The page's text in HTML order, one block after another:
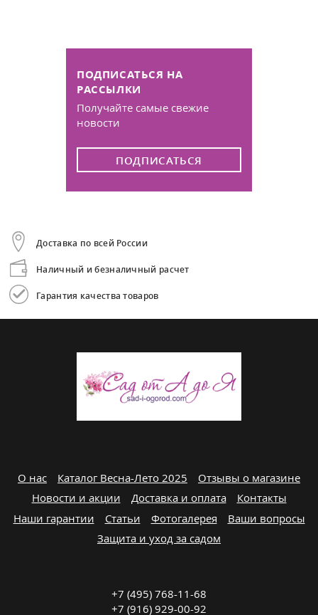
ПОДПИСАТЬСЯ НА
РАССЫЛКИ
Получайте самые свежие
новости
ПОДПИСАТЬСЯ
Доставка по всей России
Наличный и безналичный расчет
Гарантия качества товаров
О нас Каталог Весна-Лето 2025
Отзывы о магазине
Новости и акции
Доставка и оплата
Контакты
Наши гарантии
Статьи Фотогалерея
Ваши вопросы
Защита и уход за садом
+7 (495) 768-11-68
+7 (916) 929-00-92